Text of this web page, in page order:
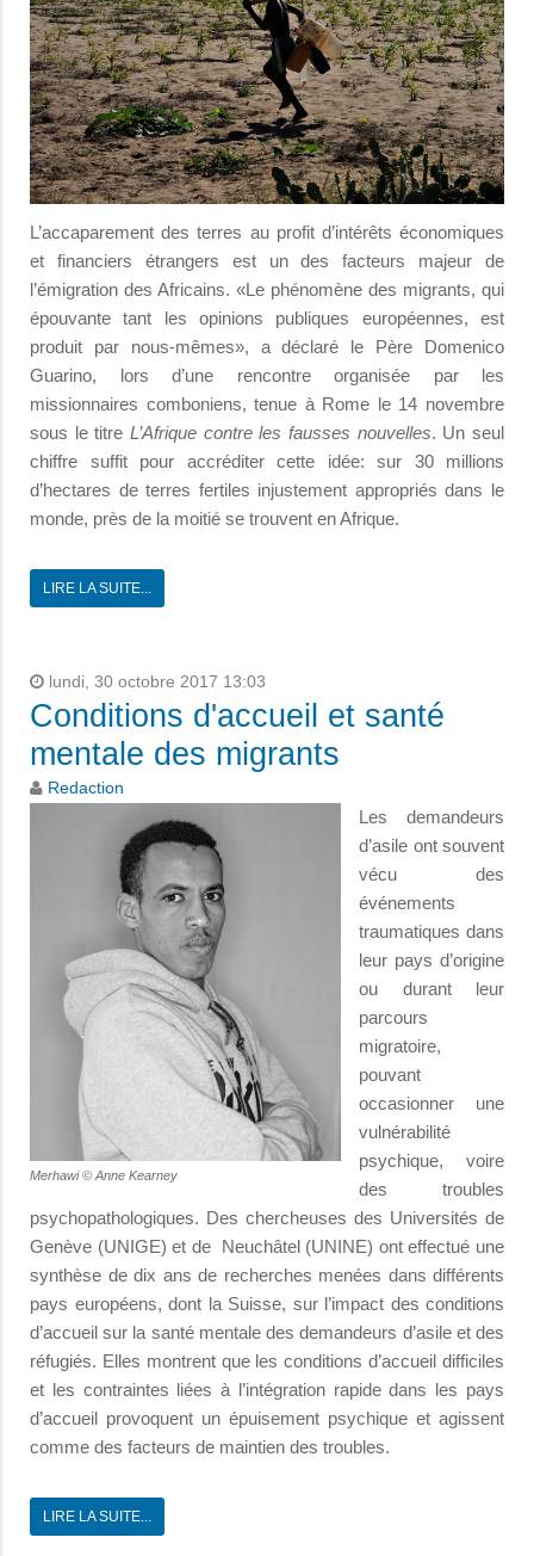
L’accaparement des terres au profit d’intérêts économiques
et financiers étrangers est un des facteurs majeur de
l’émigration des Africains. «Le phénomène des migrants, qui
épouvante tant les opinions publiques européennes, est
produit par nous-mêmes», a déclaré le Père Domenico
Guarino, lors d’une rencontre organisée par les
missionnaires comboniens, tenue à Rome le 14 novembre
sous le titre L’Afrique contre les fausses nouvelles. Un seul
chiffre suffit pour accréditer cette idée: sur 30 millions
d’hectares de terres fertiles injustement appropriés dans le
monde, près de la moitié se trouvent en Afrique.
LIRE LA SUITE...
lundi, 30 octobre 2017 13:03
Conditions d'accueil et santé
mentale des migrants
Redaction
Merhawi © Anne Kearney
Les demandeurs
d’asile ont souvent
vécu des
événements
traumatiques dans
leur pays d’origine
ou durant leur
parcours
migratoire,
pouvant
occasionner une
vulnérabilité
psychique, voire
des troubles
psychopa­thologiques. Des chercheuses des Universités de
Genève (UNIGE) et de Neuchâtel (UNINE) ont effectué une
synthèse de dix ans de recherches menées dans différents
pays européens, dont la Suisse, sur l’impact des conditions
d’accueil sur la santé mentale des demandeurs d’asile et des
réfugiés. Elles montrent que les conditions d’accueil difficiles
et les contraintes liées à l’intégration rapide dans les pays
d’accueil provoquent un épuisement psychique et agissent
comme des facteurs de maintien des troubles.
LIRE LA SUITE...